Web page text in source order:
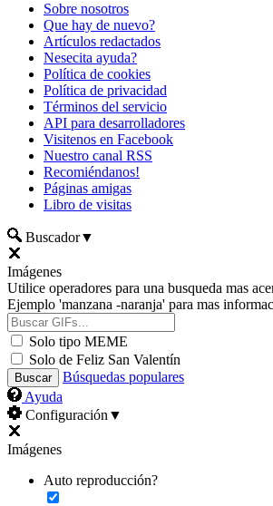
Sobre nosotros
Que hay de nuevo?
Artículos redactados
Nesecita ayuda?
Política de cookies
Política de privacidad
Términos del servicio
API para desarrolladores
Visitenos en Facebook
Nuestro canal RSS
Recomiéndanos!
Páginas amigas
Libro de visitas
Buscador▼
Imágenes
Utilice operadores para una busqueda mas
Ejemplo 'manzana -naranja' para mas
Solo tipo MEME
Solo de Feliz San Valentín
Búsquedas populares
Ayuda
Configuración ▼
Imágenes
Auto reproducción?